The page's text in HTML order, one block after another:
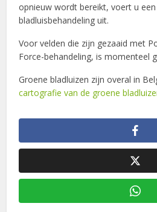
opnieuw wordt bereikt, voert u
bladluisbehandeling uit.
Voor velden die zijn gezaaid met
Force-behandeling, is momenteel
Groene bladluizen zijn overal in
cartografie van de groene